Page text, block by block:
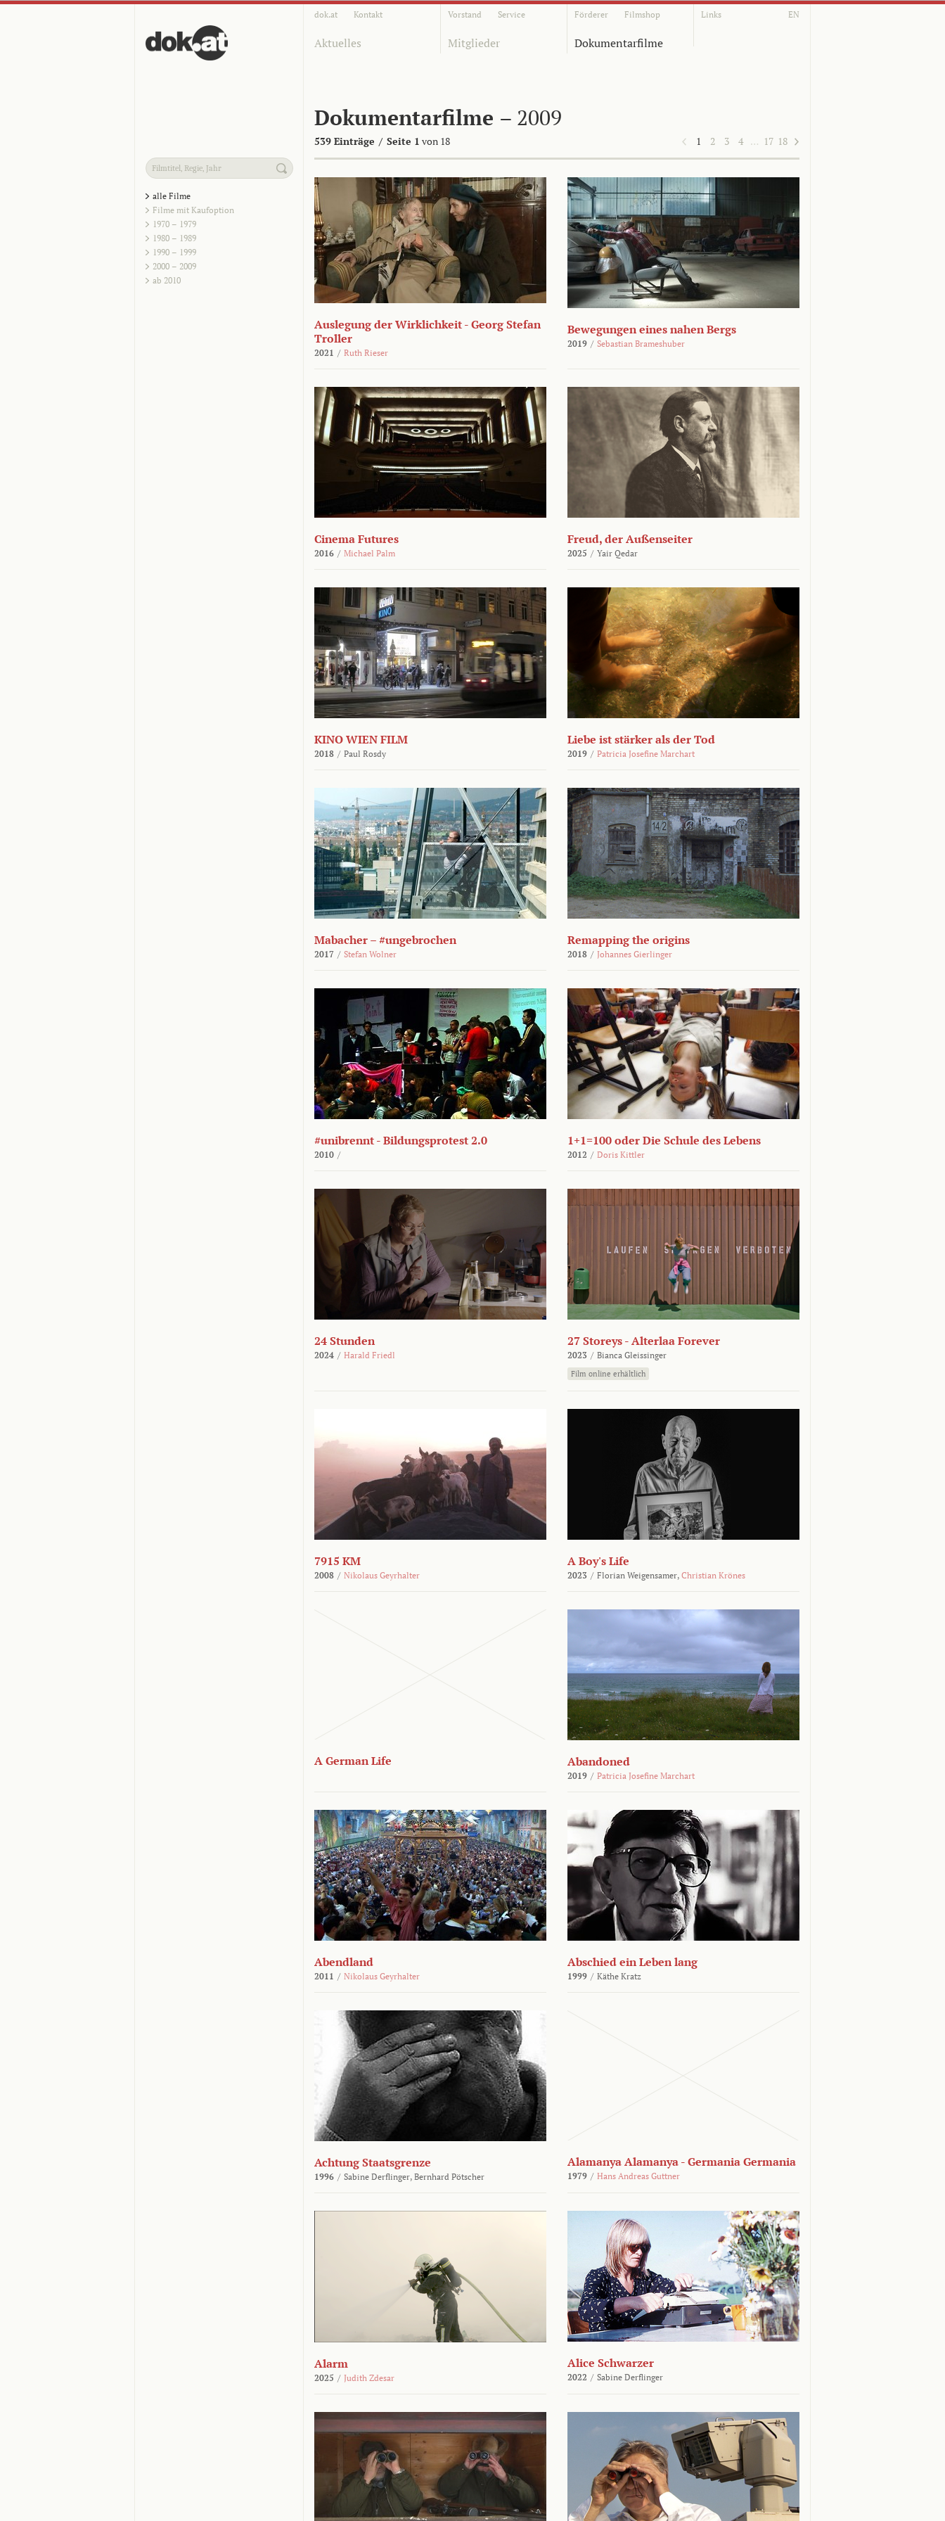
dok.at Kontakt Vorstand Service Förderer Filmshop Links EN
Aktuelles Mitglieder Dokumentarfilme
Dokumentarfilme – 2009
539 Einträge / Seite 1 von 18 1 2 3 4 … 17 18
alle Filme
Filme mit Kaufoption
1970 – 1979
1980 – 1989
1990 – 1999
2000 – 2009
ab 2010
Auslegung der Wirklichkeit - Georg Stefan
Troller
2021 / Ruth Rieser
Bewegungen eines nahen Bergs
2019 / Sebastian Brameshuber
Cinema Futures
2016 / Michael Palm
Freud, der Außenseiter
2025 / Yair Qedar
KINO WIEN FILM
2018 / Paul Rosdy
Liebe ist stärker als der Tod
2019 / Patricia Josefine Marchart
Mabacher – #ungebrochen
2017 / Stefan Wolner
Remapping the origins
2018 / Johannes Gierlinger
#unibrennt - Bildungsprotest 2.0
2010 /
1+1=100 oder Die Schule des Lebens
2012 / Doris Kittler
24 Stunden
2024 / Harald Friedl
27 Storeys - Alterlaa Forever
2023 / Bianca Gleissinger
Film online erhältlich
7915 KM
2008 / Nikolaus Geyrhalter
A Boy's Life
2023 / Florian Weigensamer, Christian Krönes
A German Life Abandoned
2019 / Patricia Josefine Marchart
Abendland
2011 / Nikolaus Geyrhalter
Abschied ein Leben lang
1999 / Käthe Kratz
Achtung Staatsgrenze
1996 / Sabine Derflinger, Bernhard Pötscher
Alamanya Alamanya - Germania Germania
1979 / Hans Andreas Guttner
Alarm
2025 / Judith Zdesar
Alice Schwarzer
2022 / Sabine Derflinger